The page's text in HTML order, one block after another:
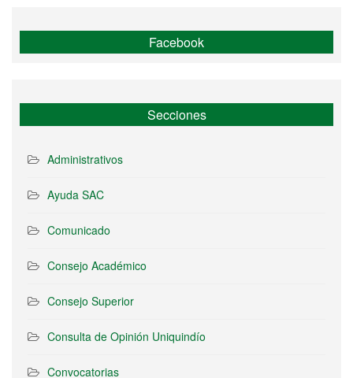
Facebook
Secciones
Administrativos
Ayuda SAC
Comunicado
Consejo Académico
Consejo Superior
Consulta de Opinión Uniquindío
Convocatorias